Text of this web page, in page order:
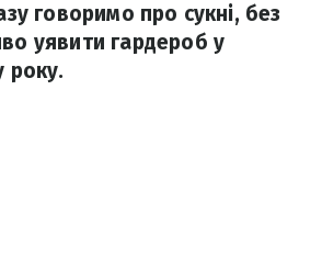
говоримо про сукні, без
уявити гардероб у
року.